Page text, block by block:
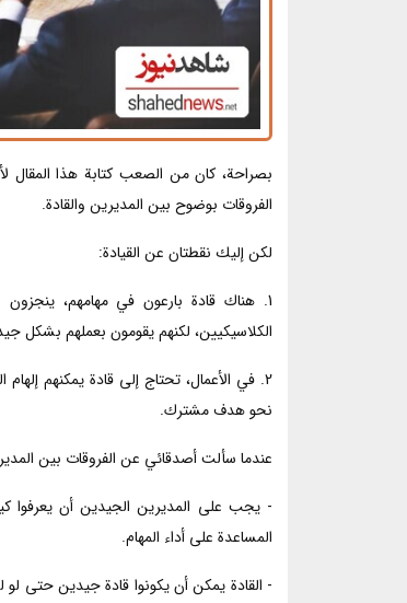
بصراحة، كان من الصعب كتابة هذا المقال
الفروقات بوضوح بين المديرين والقادة.
لكن إليك نقطتان عن القيادة:
1. هناك قادة بارعون في مهامهم، ينجزون
الكلاسيكيين، لكنهم يقومون بعملهم بشكل
2. في الأعمال، تحتاج إلى قادة يمكنهم
نحو هدف مشترك.
عندما سألت أصدقائي عن الفروقات بين
- يجب على المديرين الجيدين أن يعرفوا
المساعدة على أداء المهام.
- القادة يمكن أن يكونوا قادة جيدين حتى